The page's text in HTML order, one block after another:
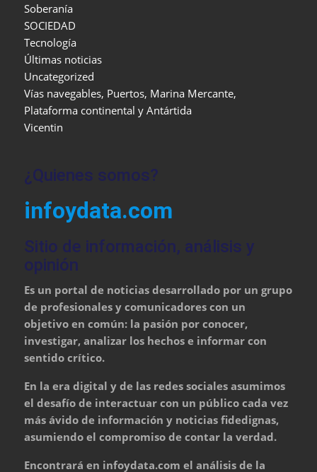
Soberanía
SOCIEDAD
Tecnología
Últimas noticias
Uncategorized
Vías navegables, Puertos, Marina Mercante,
Plataforma continental y Antártida
Vicentin
¿Quienes somos?
infoydata.com
Sitio de información, análisis y
opinión
Es un portal de noticias desarrollado por un grupo
de profesionales y comunicadores con un
objetivo en común: la pasión por conocer,
investigar, analizar los hechos e informar con
sentido crítico.
En la era digital y de las redes sociales asumimos
el desafío de interactuar con un público cada vez
más ávido de información y noticias fidedignas,
asumiendo el compromiso de contar la verdad.
Encontrará en infoydata.com el análisis de la